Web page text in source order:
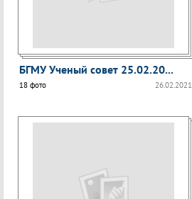
БГМУ Ученый совет 25.02.20...
26.02.2021
18 фото